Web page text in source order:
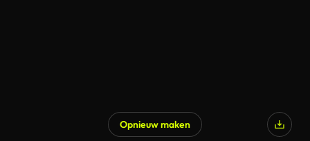
Opnieuw maken